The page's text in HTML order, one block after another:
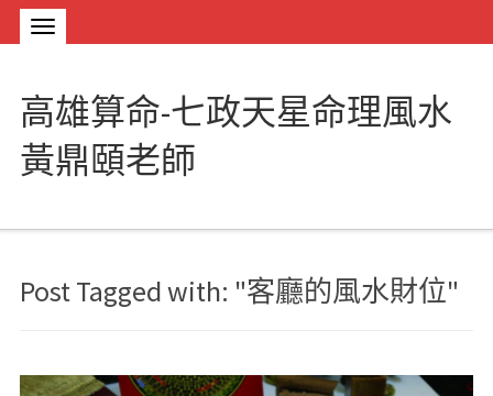
高雄算命-七政天星命理風水
黃鼎頤老師
Post Tagged with: "客廳的風水財位"